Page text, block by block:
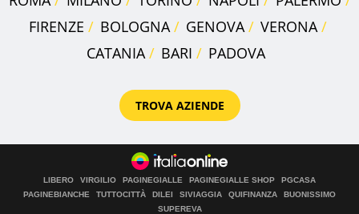
FIRENZE
BOLOGNA GENOVA
VERONA
CATANIA
BARI PADOVA
TROVA AZIENDE
LIBERO VIRGILIO PAGINEGIALLE PAGINEGIALLE SHOP
PGCASA
PAGINEBIANCHE
TUTTOCITTÀ DILEI SIVIAGGIA QUIFINANZA
BUONISSIMO
SUPEREVA